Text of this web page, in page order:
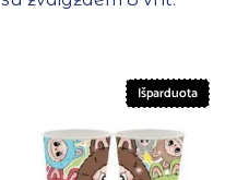
Išparduota